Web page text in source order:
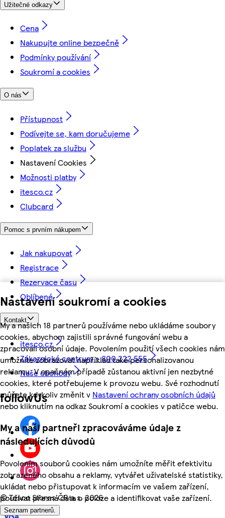
Nastavení soukromí a cookies
My a našich 18 partnerů používáme nebo ukládáme soubory
cookies, abychom zajistili správné fungování webu a
zpracovali osobní údaje. Povolením použití všech cookies nám
umožníte zobrazovat například také personalizovanou
reklamu. V opačném případě zůstanou aktivní jen nezbytné
cookies, které potřebujeme k provozu webu. Své rozhodnutí
můžete kdykoliv změnit v Nastavení ochrany osobních údajů
nebo kliknutím na odkaz Soukromí a cookies v patičce webu.
My a naši partneři zpracováváme údaje z
následujících důvodů
Povolením souborů cookies nám umožníte měřit efektivitu
zobrazeného obsahu a reklamy, vytvářet uživatelské statistiky,
ukládat nebo přistupovat k informacím ve vašem zařízení,
používat přesná data o poloze a identifikovat vaše zařízení.
Seznam partnerů.
Užitečné odkazy
Cena
Nakupujte online bezpečně
Podmínky používání
Soukromí a cookies
O nás
Přístupnost
Podívejte se, kam doručujeme
Poplatek za službu
Nastavení Cookies
Možnosti platby
itesco.cz
Clubcard
Pomoc s prvním nákupem
Jak nakupovat
Registrace
Rezervace času
Oblíbené
Kontakt
itesco.cz
Zákaznické centrum - 800 222 555
Naše obchody
followUs
©Tesco Stores ČR a.s. 2026